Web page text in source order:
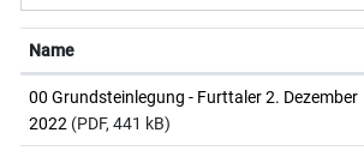
Name
00 Grundsteinlegung - Furttaler 2. Dezember
2022 (PDF, 441 kB)